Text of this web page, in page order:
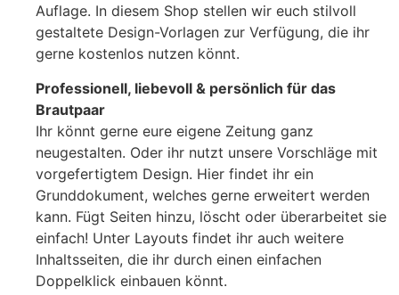
Auflage. In diesem Shop stellen wir euch stilvoll
gestaltete Design-Vorlagen zur Verfügung, die ihr
gerne kostenlos nutzen könnt.
Professionell, liebevoll & persönlich für das
Brautpaar
Ihr könnt gerne eure eigene Zeitung ganz
neugestalten. Oder ihr nutzt unsere Vorschläge mit
vorgefertigtem Design. Hier findet ihr ein
Grunddokument, welches gerne erweitert werden
kann. Fügt Seiten hinzu, löscht oder überarbeitet sie
einfach! Unter Layouts findet ihr auch weitere
Inhaltsseiten, die ihr durch einen einfachen
Doppelklick einbauen könnt.